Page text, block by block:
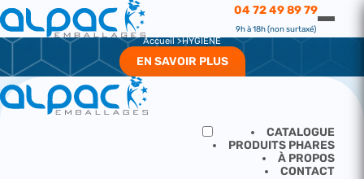
04 72 49 89 79
9h à 18h (non surtaxé)
HYGIENE
Accueil HYGIENE
EN SAVOIR PLUS
CATALOGUE
PRODUITS PHARES
À PROPOS
CONTACT